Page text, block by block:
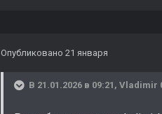
Опубликовано 21 января
В 21.01.2026 в 09:21, Vladimir